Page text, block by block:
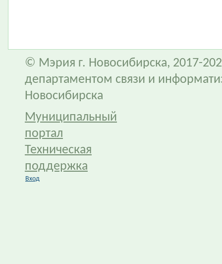
© Мэрия г. Новосибирска, 2017-
департаментом связи и
Новосибирска
Муниципальный
портал
Техническая
поддержка
Вход